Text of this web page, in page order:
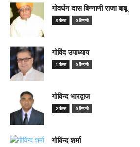
गोवर्धन दास बिन्नाणी राजा बाबू
3 पोस्ट 0 टिप्पणी
गोविंद उपाध्याय
1 पोस्ट 0 टिप्पणी
गोविन्द भारद्वाज
2 पोस्ट 0 टिप्पणी
गोविन्द शर्मा